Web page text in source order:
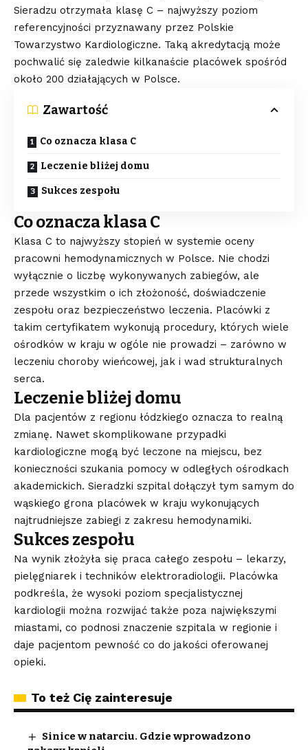
Sieradzu otrzymała klasę C – najwyższy poziom
referencyjności przyznawany przez Polskie
Towarzystwo Kardiologiczne. Taką akredytacją może
pochwalić się zaledwie kilkanaście placówek spośród
około 200 działających w Polsce.
Zawartość
Co oznacza klasa C
Leczenie bliżej domu
Sukces zespołu
Co oznacza klasa C
Klasa C to najwyższy stopień w systemie oceny
pracowni hemodynamicznych w Polsce. Nie chodzi
wyłącznie o liczbę wykonywanych zabiegów, ale
przede wszystkim o ich złożoność, doświadczenie
zespołu oraz bezpieczeństwo leczenia. Placówki z
takim certyfikatem wykonują procedury, których wiele
ośrodków w kraju w ogóle nie prowadzi – zarówno w
leczeniu choroby wieńcowej, jak i wad strukturalnych
serca.
Leczenie bliżej domu
Dla pacjentów z regionu łódzkiego oznacza to realną
zmianę. Nawet skomplikowane przypadki
kardiologiczne mogą być leczone na miejscu, bez
konieczności szukania pomocy w odległych ośrodkach
akademickich. Sieradzki szpital dołączył tym samym do
wąskiego grona placówek w kraju wykonujących
najtrudniejsze zabiegi z zakresu hemodynamiki.
Sukces zespołu
Na wynik złożyła się praca całego zespołu – lekarzy,
pielęgniarek i techników elektroradiologii. Placówka
podkreśla, że wysoki poziom specjalistycznej
kardiologii można rozwijać także poza największymi
miastami, co podnosi znaczenie szpitala w regionie i
daje pacjentom pewność co do jakości oferowanej
opieki.
To też Cię zainteresuje
Sinice w natarciu. Gdzie wprowadzono